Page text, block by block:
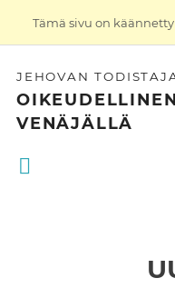
Tämä sivu on
JEHOVAN
VENÄJÄLLÄ